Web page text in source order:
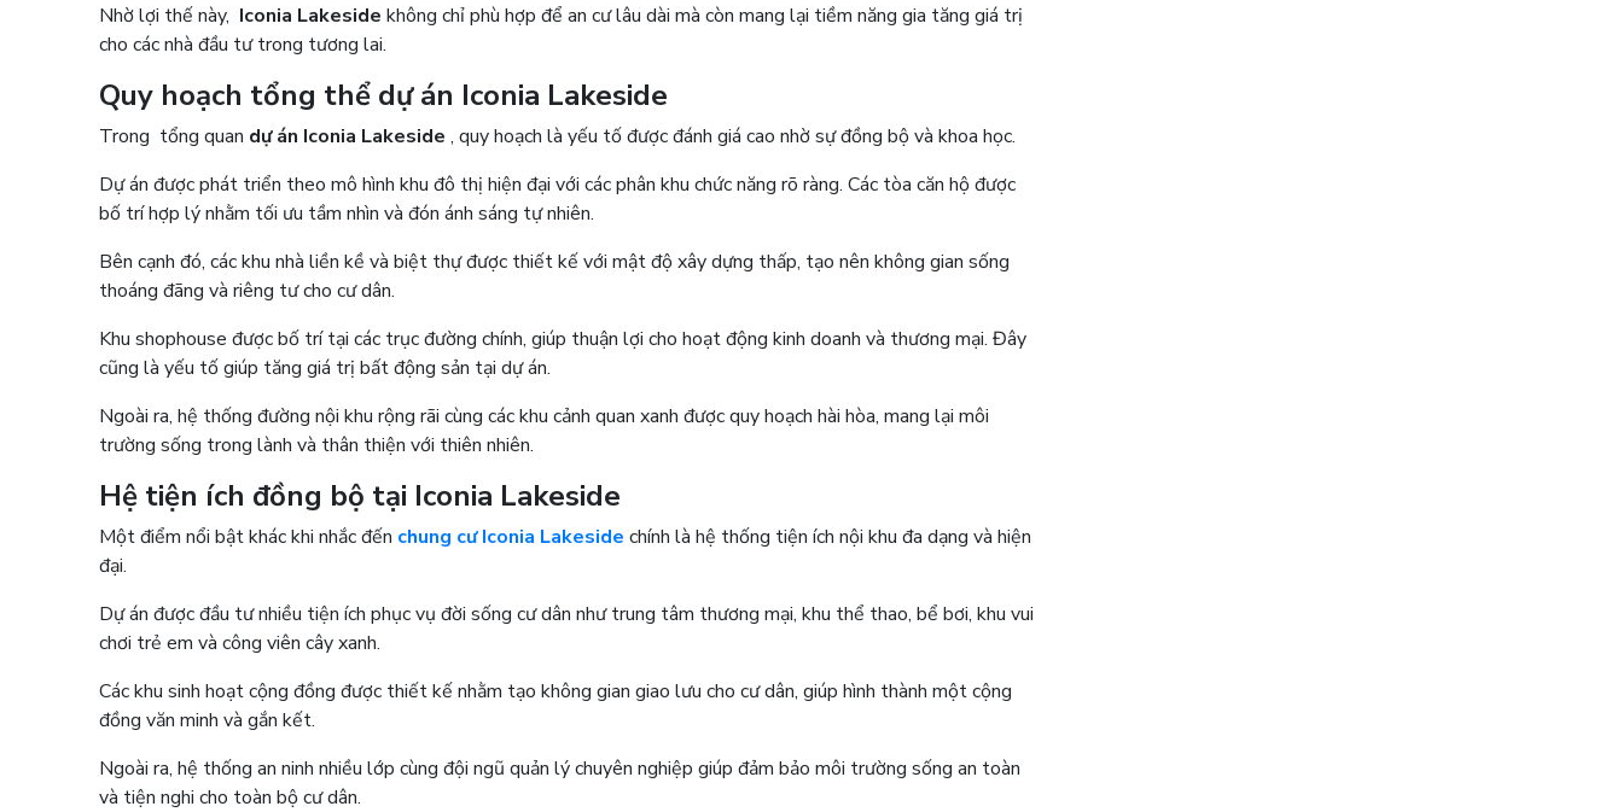
Nhờ lợi thế này, Iconia Lakeside không chỉ phù hợp để an cư lâu dài mà còn mang lại tiềm năng gia tăng giá trị
cho các nhà đầu tư trong tương lai.
Quy hoạch tổng thể dự án Iconia Lakeside
Trong tổng quan dự án Iconia Lakeside , quy hoạch là yếu tố được đánh giá cao nhờ sự đồng bộ và khoa học.
Dự án được phát triển theo mô hình khu đô thị hiện đại với các phân khu chức năng rõ ràng. Các tòa căn hộ được
bố trí hợp lý nhằm tối ưu tầm nhìn và đón ánh sáng tự nhiên.
Bên cạnh đó, các khu nhà liền kề và biệt thự được thiết kế với mật độ xây dựng thấp, tạo nên không gian sống
thoáng đãng và riêng tư cho cư dân.
Khu shophouse được bố trí tại các trục đường chính, giúp thuận lợi cho hoạt động kinh doanh và thương mại. Đây
cũng là yếu tố giúp tăng giá trị bất động sản tại dự án.
Ngoài ra, hệ thống đường nội khu rộng rãi cùng các khu cảnh quan xanh được quy hoạch hài hòa, mang lại môi
trường sống trong lành và thân thiện với thiên nhiên.
Hệ tiện ích đồng bộ tại Iconia Lakeside
Một điểm nổi bật khác khi nhắc đến chung cư Iconia Lakeside chính là hệ thống tiện ích nội khu đa dạng và hiện
đại.
Dự án được đầu tư nhiều tiện ích phục vụ đời sống cư dân như trung tâm thương mại, khu thể thao, bể bơi, khu vui
chơi trẻ em và công viên cây xanh.
Các khu sinh hoạt cộng đồng được thiết kế nhằm tạo không gian giao lưu cho cư dân, giúp hình thành một cộng
đồng văn minh và gắn kết.
Ngoài ra, hệ thống an ninh nhiều lớp cùng đội ngũ quản lý chuyên nghiệp giúp đảm bảo môi trường sống an toàn
và tiện nghi cho toàn bộ cư dân.